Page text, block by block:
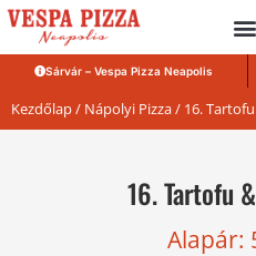
Sárvár – Vespa Pizza Neapolis
Kezdőlap/ Nápolyi Pizza/ 16.
16. Tartofu
Alapár: